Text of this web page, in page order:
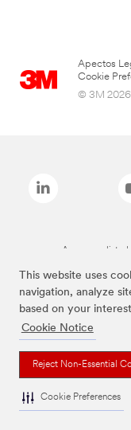
This website uses
navigation, analyze
based on your
Cookie Notice
Reject Non-Essential
Cookie Preferences
Apectos
Cookie
© 3M 2026.
As marcas